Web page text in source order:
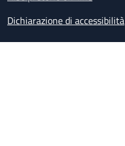
Dichiarazione di accessibilità